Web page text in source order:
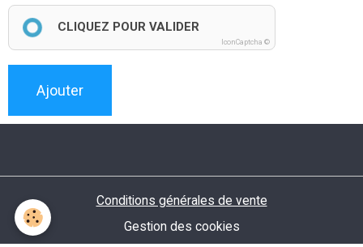
CLIQUEZ POUR VALIDER
IconCaptcha ©
Ajouter
Conditions générales de vente
Gestion des cookies